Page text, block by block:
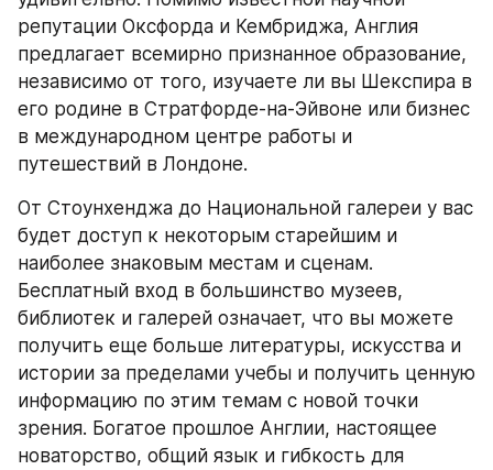
репутации Оксфорда и Кембриджа, Англия
предлагает всемирно признанное образование,
независимо от того, изучаете ли вы Шекспира в
его родине в Стратфорде-на-Эйвоне или бизнес
в международном центре работы и
путешествий в Лондоне.
От Стоунхенджа до Национальной галереи у вас
будет доступ к некоторым старейшим и
наиболее знаковым местам и сценам.
Бесплатный вход в большинство музеев,
библиотек и галерей означает, что вы можете
получить еще больше литературы, искусства и
истории за пределами учебы и получить ценную
информацию по этим темам с новой точки
зрения. Богатое прошлое Англии, настоящее
новаторство, общий язык и гибкость для